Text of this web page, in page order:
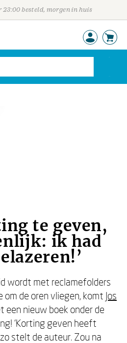
23:00 besteld, morgen in huis
te geven,
ik had
wordt met reclamefolders
om de oren vliegen, komt Jos
een nieuw boek onder de
‘Korting geven heeft
zo stelt de auteur. Zou na